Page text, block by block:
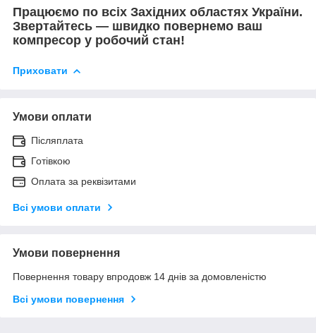
Працюємо по всіх Західних областях України.
Звертайтесь — швидко повернемо ваш
компресор у робочий стан!
Приховати
Умови оплати
Післяплата
Готівкою
Оплата за реквізитами
Всі умови оплати
Умови повернення
Повернення товару впродовж 14 днів за домовленістю
Всі умови повернення